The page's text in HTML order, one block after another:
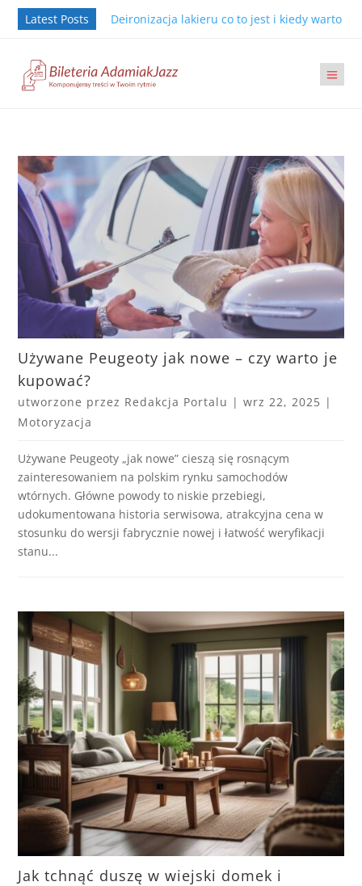
Latest Posts Deironizacja lakieru co to jest i kiedy warto ją
Używane Peugeoty jak nowe – czy warto je
kupować?
utworzone przez Redakcja Portalu |wrz 22, 2025 |
Motoryzacja
Używane Peugeoty „jak nowe” cieszą się rosnącym
zainteresowaniem na polskim rynku samochodów
wtórnych. Główne powody to niskie przebiegi,
udokumentowana historia serwisowa, atrakcyjna cena w
stosunku do wersji fabrycznie nowej i łatwość weryfikacji
stanu...
Jak tchnąć duszę w wiejski domek i